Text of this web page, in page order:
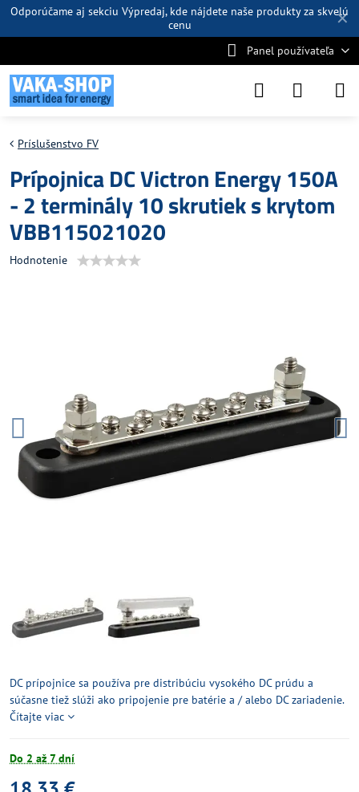
✕
Odporúčame aj sekciu Výpredaj, kde nájdete naše produkty za skvelú
cenu
Panel používateľa
Príslušenstvo FV
Prípojnica DC Victron Energy 150A
- 2 terminály 10 skrutiek s krytom
VBB115021020
Hodnotenie
DC prípojnice sa používa pre distribúciu vysokého DC prúdu a
súčasne tiež slúži ako pripojenie pre batérie a / alebo DC zariadenie.
Čítajte viac
Do 2 až 7 dní